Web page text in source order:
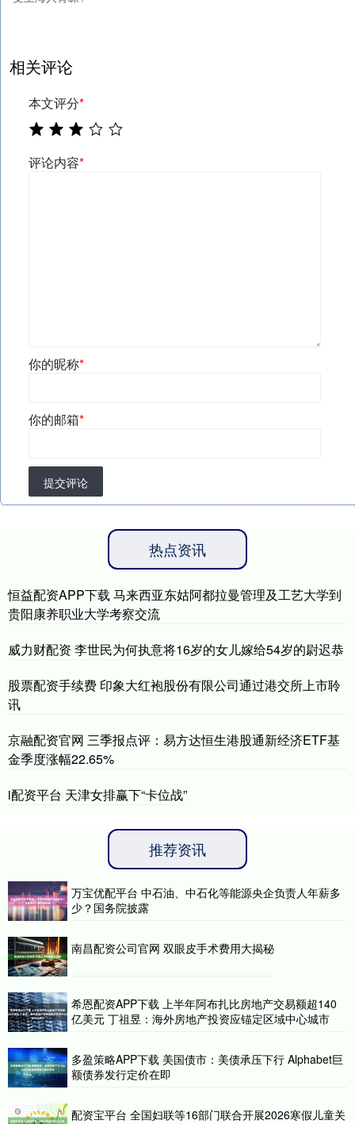
相关评论
本文评分*
评论内容*
你的昵称*
你的邮箱*
提交评论
热点资讯
恒益配资APP下载 马来西亚东姑阿都拉曼管理及工艺大学到
贵阳康养职业大学考察交流
威力财配资 李世民为何执意将16岁的女儿嫁给54岁的尉迟恭
股票配资手续费 印象大红袍股份有限公司通过港交所上市聆
讯
京融配资官网 三季报点评：易方达恒生港股通新经济ETF基
金季度涨幅22.65%
i配资平台 天津女排赢下“卡位战”
推荐资讯
万宝优配平台 中石油、中石化等能源央企负责人年薪多
少？国务院披露
南昌配资公司官网 双眼皮手术费用大揭秘
希恩配资APP下载 上半年阿布扎比房地产交易额超140
亿美元 丁祖昱：海外房地产投资应锚定区域中心城市
多盈策略APP下载 美国债市：美债承压下行 Alphabet巨
额债券发行定价在即
配资宝平台 全国妇联等16部门联合开展2026寒假儿童关